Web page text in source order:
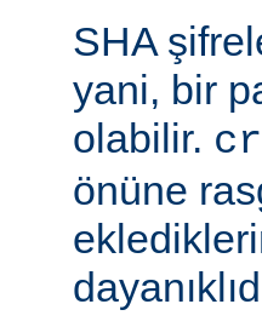
SHA
yani, bir
olabilir.
önüne